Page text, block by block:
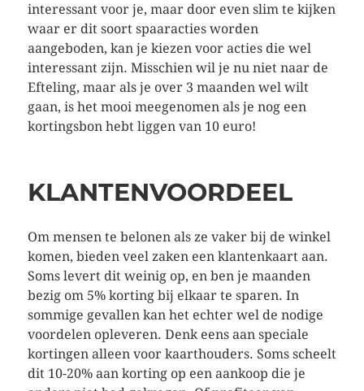
interessant voor je, maar door even slim te kijken
waar er dit soort spaaracties worden
aangeboden, kan je kiezen voor acties die wel
interessant zijn. Misschien wil je nu niet naar de
Efteling, maar als je over 3 maanden wel wilt
gaan, is het mooi meegenomen als je nog een
kortingsbon hebt liggen van 10 euro!
KLANTENVOORDEEL
Om mensen te belonen als ze vaker bij de winkel
komen, bieden veel zaken een klantenkaart aan.
Soms levert dit weinig op, en ben je maanden
bezig om 5% korting bij elkaar te sparen. In
sommige gevallen kan het echter wel de nodige
voordelen opleveren. Denk eens aan speciale
kortingen alleen voor kaarthouders. Soms scheelt
dit 10-20% aan korting op een aankoop die je